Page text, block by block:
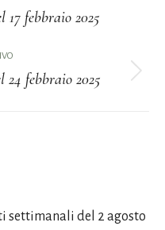
febbraio 2025
febbraio 2025
settimanali del 2 agosto